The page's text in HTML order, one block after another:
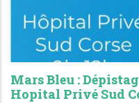
Mars Bleu :
Hopital Privé Sud